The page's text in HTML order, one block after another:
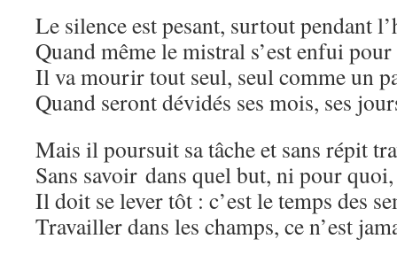
Le silence est pesant, surtout pendant
Quand même le mistral s’est enfui
Il va mourir tout seul, seul comme un
Quand seront dévidés ses mois, ses
Mais il poursuit sa tâche et sans répit
Sans savoir dans quel but, ni pour
Il doit se lever tôt : c’est le temps des
Travailler dans les champs, ce n’est